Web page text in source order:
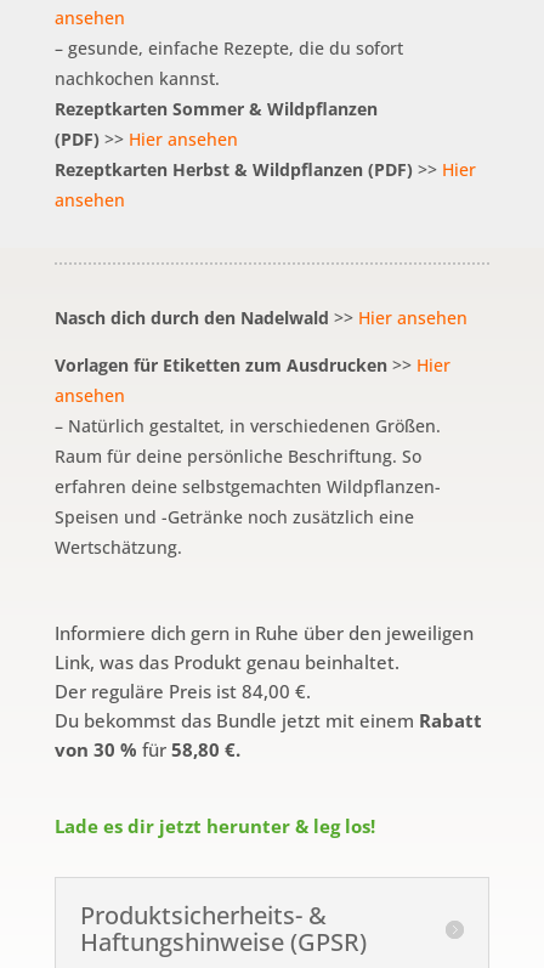
ansehen
– gesunde, einfache Rezepte, die du sofort
nachkochen kannst.
Rezeptkarten Sommer & Wildpflanzen
(PDF) >> Hier ansehen
Rezeptkarten Herbst & Wildpflanzen (PDF) >> Hier
ansehen
Nasch dich durch den Nadelwald >> Hier ansehen
Vorlagen für Etiketten zum Ausdrucken >> Hier
ansehen
– Natürlich gestaltet, in verschiedenen Größen.
Raum für deine persönliche Beschriftung. So
erfahren deine selbstgemachten Wildpflanzen-
Speisen und -Getränke noch zusätzlich eine
Wertschätzung.
Informiere dich gern in Ruhe über den jeweiligen
Link, was das Produkt genau beinhaltet.
Der reguläre Preis ist 84,00 €.
Du bekommst das Bundle jetzt mit einem Rabatt
von 30 % für 58,80 €.
Lade es dir jetzt herunter & leg los!
Produktsicherheits- &
Haftungshinweise (GPSR)